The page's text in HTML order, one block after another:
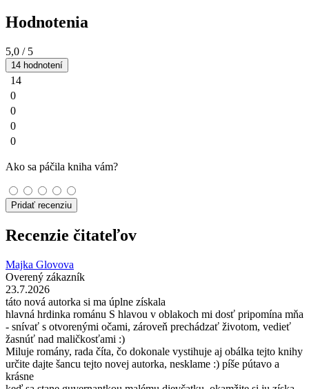
Hodnotenia
5,0 / 5
14 hodnotení
14
0
0
0
0
Ako sa páčila kniha vám?
Pridať recenziu
Recenzie čitateľov
Majka Glovova
Overený zákazník
23.7.2026
táto nová autorka si ma úplne získala
hlavná hrdinka románu S hlavou v oblakoch mi dosť pripomína mňa
- snívať s otvorenými očami, zároveň prechádzať životom, vedieť
žasnúť nad maličkosťami :)
Miluje romány, rada číta, čo dokonale vystihuje aj obálka tejto knihy
určite dajte šancu tejto novej autorka, nesklame :) píše pútavo a
krásne